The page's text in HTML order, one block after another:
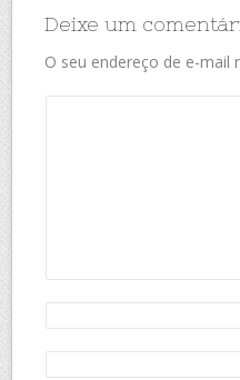
Deixe um
O seu endereço de e-mail